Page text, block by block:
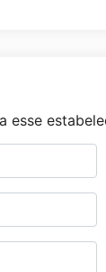
esse